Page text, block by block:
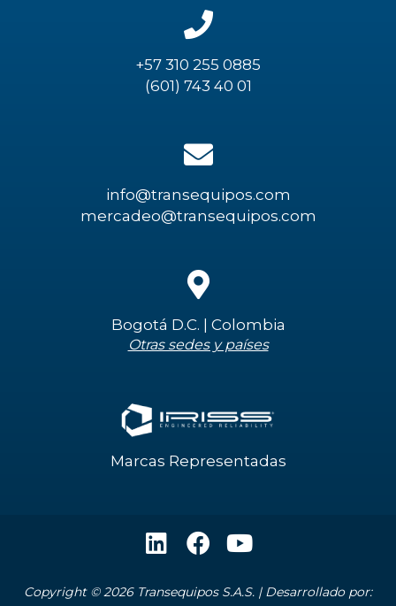
+57 310 255 0885
(601) 743 40 01
info@transequipos.com
mercadeo@transequipos.com
Bogotá D.C. | Colombia
Otras sedes y países
Marcas Representadas
L
i
n
F
a
c
Y
o
u
Copyright © 2026 Transequipos S.A.S. | Desarrollado por: